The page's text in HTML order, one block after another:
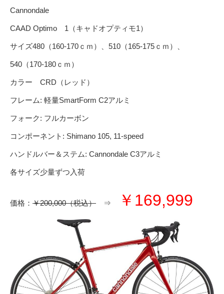
Cannondale
CAAD Optimo 1（キャドオプティモ1）
サイズ480（160-170ｃｍ）、510（165-175ｃｍ）、
540（170-180ｃｍ）
カラー CRD（レッド）
フレーム: 軽量SmartForm C2アルミ
フォーク: フルカーボン
コンポーネント: Shimano 105, 11-speed
ハンドルバー＆ステム: Cannondale C3アルミ
各サイズ少量ずつ入荷
価格： ￥200,000（税込） ⇒ ￥169,999